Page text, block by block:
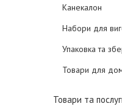
Канекалон
Набори для
Упаковка та
Товари для
Товари та